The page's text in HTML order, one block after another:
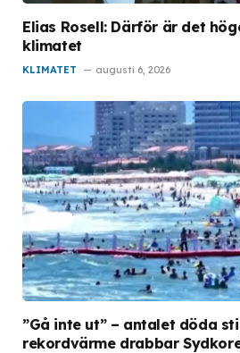
Elias Rosell: Därför är det
klimatet
KLIMATET augusti 6, 2026
”Gå inte ut” – antalet döda
rekordvärme drabbar